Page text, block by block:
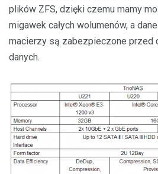
plików ZFS, dzięki czemu mamy
migawek całych wolumenów, a
macierzy są zabezpieczone przed
danych.